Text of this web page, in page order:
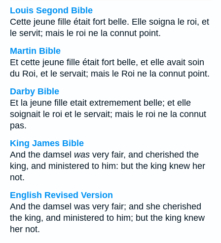
Louis Segond Bible
Cette jeune fille était fort belle. Elle soigna le roi, et
le servit; mais le roi ne la connut point.
Martin Bible
Et cette jeune fille était fort belle, et elle avait soin
du Roi, et le servait; mais le Roi ne la connut point.
Darby Bible
Et la jeune fille etait extremement belle; et elle
soignait le roi et le servait; mais le roi ne la connut
pas.
King James Bible
And the damsel was very fair, and cherished the
king, and ministered to him: but the king knew her
not.
English Revised Version
And the damsel was very fair; and she cherished
the king, and ministered to him; but the king knew
her not.